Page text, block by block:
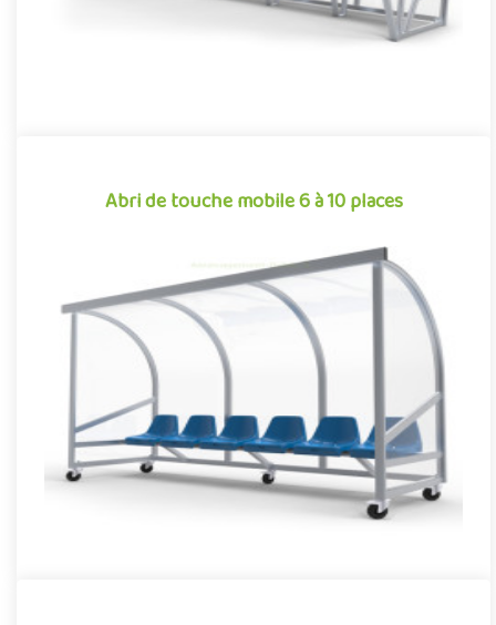
Abri de touche mobile 6 à 10 places
Abri de touche mobile 6 à 10 places
Dans de nombreuses collectivités, les infrastructures sportives,
telles que les stades et les terrains de grands jeux, font l..